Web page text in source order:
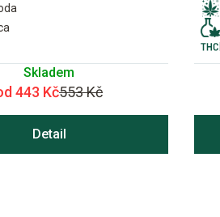
Skladem
443 Kč553 Kč
Detail